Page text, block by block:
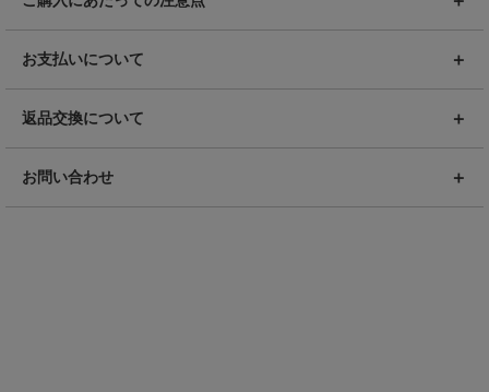
お支払いについて
返品交換について
お問い合わせ